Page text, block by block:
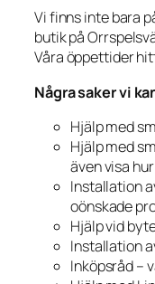
Vi finns inte bara
butik på
Våra öppettider
Några saker vi
Hjälp med
Hjälp med
även visa
Installation
oönskade
Hjälp vid
Installation
Inköpsråd –